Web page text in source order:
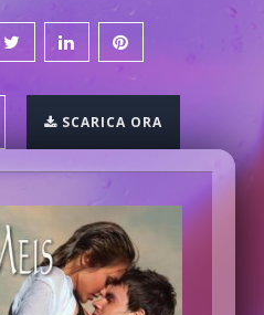
SCARICA ORA